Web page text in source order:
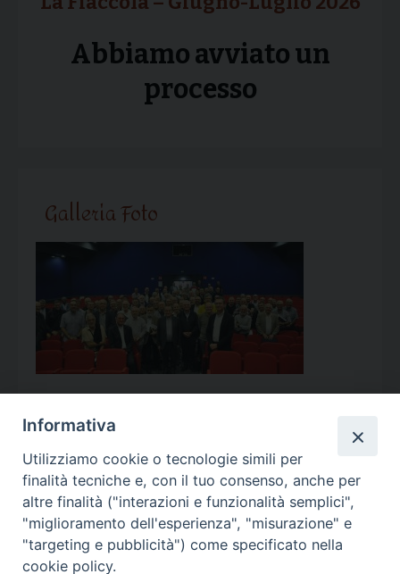
Abbiamo avviato un
processo
Galleria Foto
Calendario Appuntamenti
<< Ago 2026 >>
l m m g v s
d
Informativa
Utilizziamo cookie o tecnologie simili per
finalità tecniche e, con il tuo consenso, anche per
altre finalità ("interazioni e funzionalità semplici",
"miglioramento dell'esperienza", "misurazione" e
"targeting e pubblicità") come specificato nella
cookie policy.